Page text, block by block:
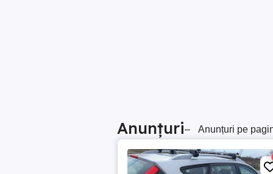
Anunțuri– Anunțuri pe